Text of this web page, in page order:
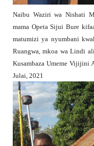
Naibu Waziri wa Nishati
mama Opeta Sijui Bure
matumizi ya nyumbani
Ruangwa, mkoa wa Lindi
Kusambaza Umeme Vijijini
Julai, 2021